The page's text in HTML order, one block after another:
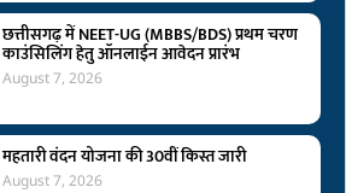
छत्तीसगढ़ में NEET-UG (MBBS/BDS) प्रथम चरण
काउंसिलिंग हेतु ऑनलाईन आवेदन प्रारंभ
August 7, 2026
महतारी वंदन योजना की 30वीं किस्त जारी
August 7, 2026